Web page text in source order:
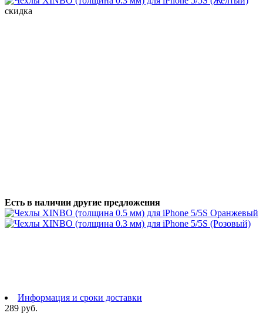
скидка
Есть в наличии другие предложения
Информация и сроки доставки
289 руб.